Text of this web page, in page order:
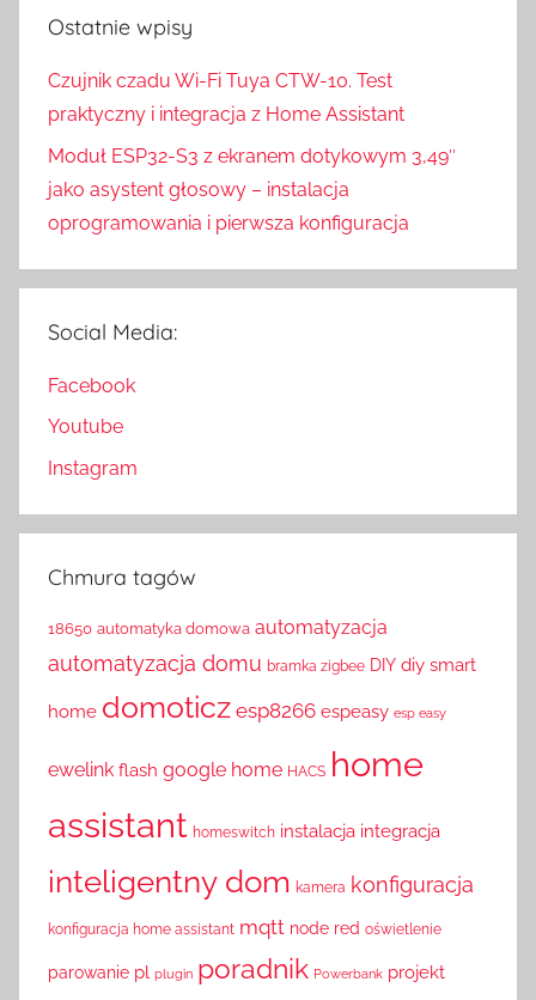
Ostatnie wpisy
Czujnik czadu Wi-Fi Tuya CTW-10. Test
praktyczny i integracja z Home Assistant
Moduł ESP32-S3 z ekranem dotykowym 3,49″
jako asystent głosowy – instalacja
oprogramowania i pierwsza konfiguracja
Social Media:
Facebook
Youtube
Instagram
Chmura tagów
18650 automatyka domowa automatyzacja
automatyzacja domu bramka zigbee DIY diy smart
home domoticz esp8266 espeasy esp easy
ewelink flash google home HACS home
assistant homeswitch instalacja integracja
inteligentny dom kamera konfiguracja
konfiguracja home assistant mqtt node red oświetlenie
parowanie pl plugin poradnik Powerbank projekt